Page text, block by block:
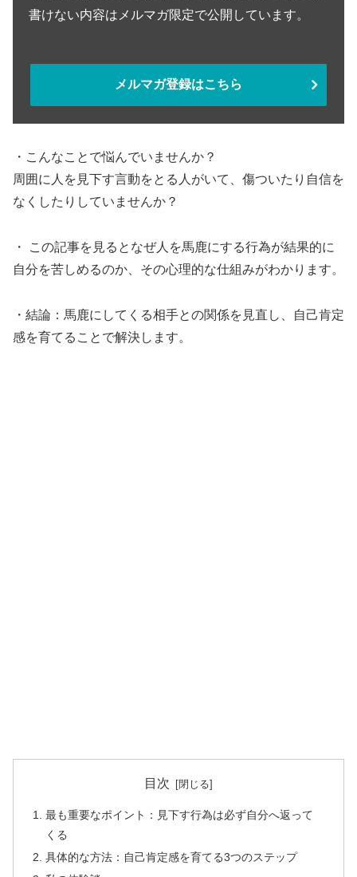
書けない内容はメルマガ限定で公開しています。
メルマガ登録はこちら
・こんなことで悩んでいませんか？
周囲に人を見下す言動をとる人がいて、傷ついたり自信を
なくしたりしていませんか？
・ この記事を見るとなぜ人を馬鹿にする行為が結果的に
自分を苦しめるのか、その心理的な仕組みがわかります。
・結論：馬鹿にしてくる相手との関係を見直し、自己肯定
感を育てることで解決します。
目次
最も重要なポイント：見下す行為は必ず自分へ返って
くる
具体的な方法：自己肯定感を育てる3つのステップ